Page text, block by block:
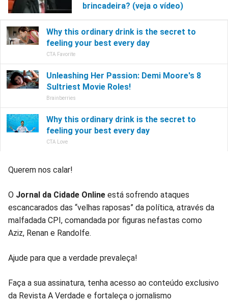
brincadeira? (veja o vídeo)
Querem nos calar!
O Jornal da Cidade Online está sofrendo ataques
escancarados das “velhas raposas” da política, através da
malfadada CPI, comandada por figuras nefastas como
Aziz, Renan e Randolfe.
Ajude para que a verdade prevaleça!
Faça a sua assinatura, tenha acesso ao conteúdo exclusivo
da Revista A Verdade e fortaleça o jornalismo